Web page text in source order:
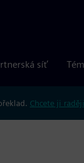
síť
Chcete ji